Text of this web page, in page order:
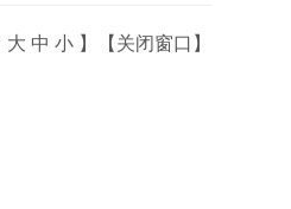
大 中 小】【 关闭窗口 】